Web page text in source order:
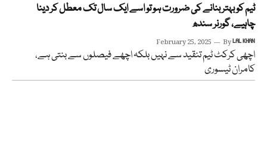
ٹیم کو بہتر بنانے کی ضرورت ہو تو اسے ایک سال تک معطل کر دینا
چاہیے، گورنر سندھ
February 25, 2025 ByLAL KHAN
اچھی کرکٹ ٹیم تنقید سے نہیں بلکہ اچھے فیصلوں سے بنتی ہے،
کامران ٹیسوری